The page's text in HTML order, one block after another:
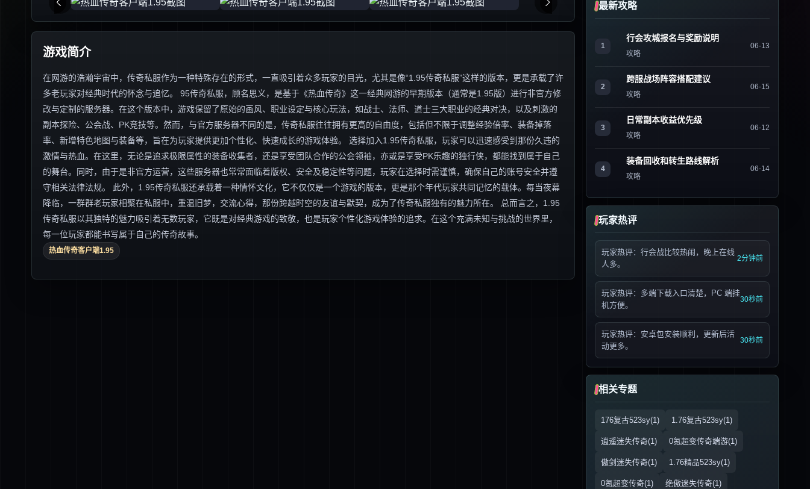
游戏简介
在网游的浩瀚宇宙中，传奇私服作为一种特殊存在的形式，一直吸引着众多玩家的目光，尤其是像“1.95传奇私服”这样的版本，更是承载了许
多老玩家对经典时代的怀念与追忆。 95传奇私服，顾名思义，是基于《热血传奇》这一经典网游的早期版本（通常是1.95版）进行非官方修
改与定制的服务器。在这个版本中，游戏保留了原始的画风、职业设定与核心玩法，如战士、法师、道士三大职业的经典对决，以及刺激的
副本探险、公会战、PK竞技等。然而，与官方服务器不同的是，传奇私服往往拥有更高的自由度，包括但不限于调整经验倍率、装备掉落
率、新增特色地图与装备等，旨在为玩家提供更加个性化、快速成长的游戏体验。 选择加入1.95传奇私服，玩家可以迅速感受到那份久违的
激情与热血。在这里，无论是追求极限属性的装备收集者，还是享受团队合作的公会领袖，亦或是享受PK乐趣的独行侠，都能找到属于自己
的舞台。同时，由于是非官方运营，这些服务器也常常面临着版权、安全及稳定性等问题，玩家在选择时需谨慎，确保自己的账号安全并遵
守相关法律法规。 此外，1.95传奇私服还承载着一种情怀文化，它不仅仅是一个游戏的版本，更是那个年代玩家共同记忆的载体。每当夜幕
降临，一群群老玩家相聚在私服中，重温旧梦，交流心得，那份跨越时空的友谊与默契，成为了传奇私服独有的魅力所在。 总而言之，1.95
传奇私服以其独特的魅力吸引着无数玩家，它既是对经典游戏的致敬，也是玩家个性化游戏体验的追求。在这个充满未知与挑战的世界里，
每一位玩家都能书写属于自己的传奇故事。
热血传奇客户端1.95
最新攻略
1
行会攻城报名与奖励说明
攻略
06-13
2
跨服战场阵容搭配建议
攻略
06-15
3
日常副本收益优先级
攻略
06-12
4
装备回收和转生路线解析
攻略
06-14
玩家热评
玩家热评：行会战比较热闹，晚上在线
人多。
2分钟前
玩家热评：多端下载入口清楚，PC 端挂
机方便。
30秒前
玩家热评：安卓包安装顺利，更新后活
动更多。
30秒前
相关专题
176复古523sy(1) 1.76复古523sy(1)
逍遥迷失传奇(1) 0氪超变传奇端游(1)
傲剑迷失传奇(1) 1.76精品523sy(1)
0氪超变传奇(1) 绝傲迷失传奇(1)